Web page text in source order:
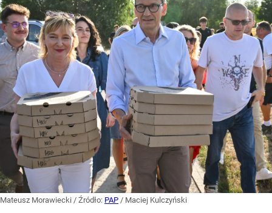
Mateusz Morawiecki / Źródło: PAP / Maciej Kulczyński